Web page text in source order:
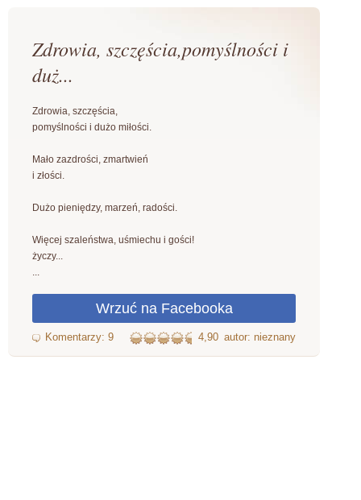
Zdrowia, szczęścia,pomyślności i
duż...
Zdrowia, szczęścia,
pomyślności i dużo miłości.
Mało zazdrości, zmartwień
i złości.
Dużo pieniędzy, marzeń, radości.
Więcej szaleństwa, uśmiechu i gości!
życzy...
...
4,90 autor: nieznany